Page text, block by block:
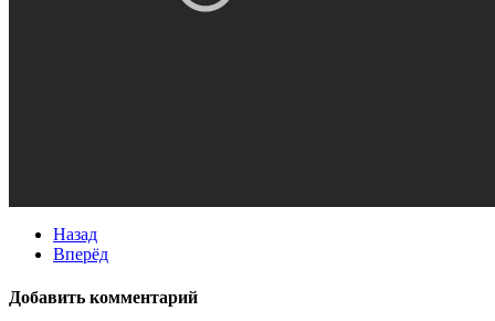
Назад
Вперёд
Добавить комментарий